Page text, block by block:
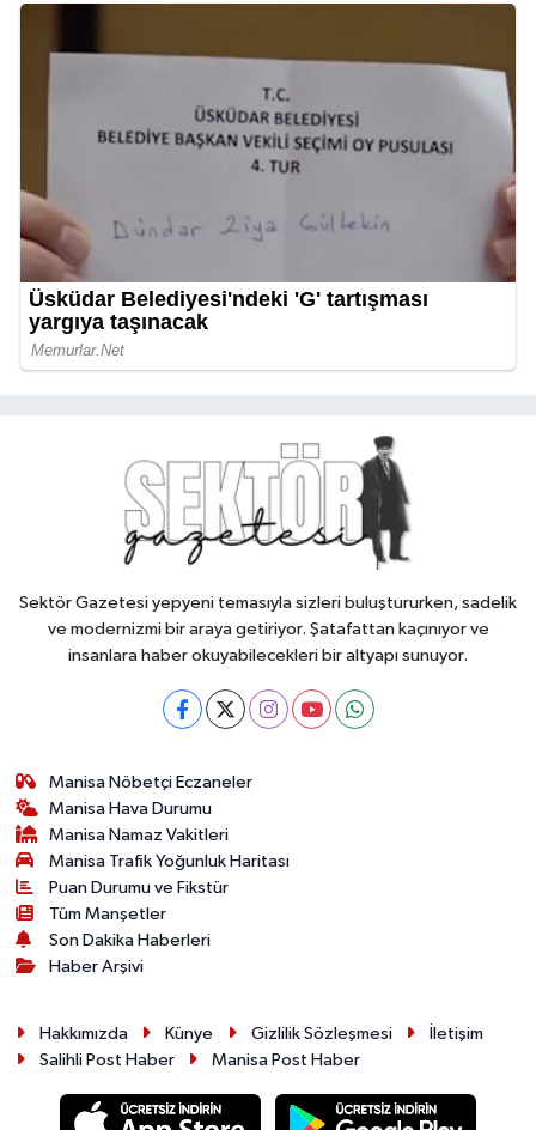
Sektör Gazetesi yepyeni temasıyla sizleri buluştururken, sadelik
ve modernizmi bir araya getiriyor. Şatafattan kaçınıyor ve
insanlara haber okuyabilecekleri bir altyapı sunuyor.
Manisa Nöbetçi Eczaneler
Manisa Hava Durumu
Manisa Namaz Vakitleri
Manisa Trafik Yoğunluk Haritası
Puan Durumu ve Fikstür
Tüm Manşetler
Son Dakika Haberleri
Haber Arşivi
Hakkımızda Künye Gizlilik Sözleşmesi
İletişim
Salihli Post Haber
Manisa Post Haber